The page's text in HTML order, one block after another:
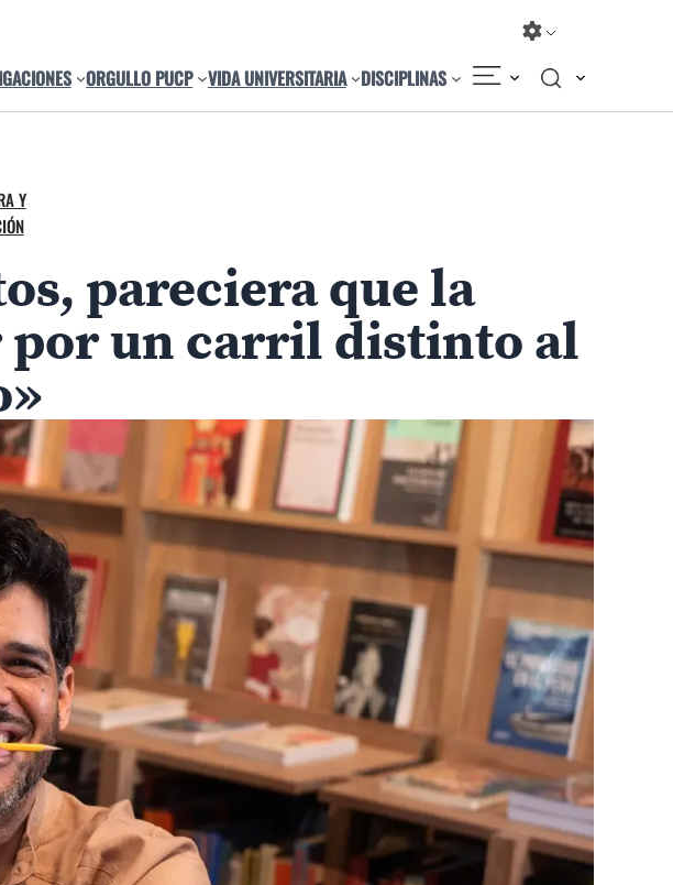
ORGULLO PUCP VIDA UNIVERSITARIA DISCIPLINAS
Y
pareciera que la
un carril distinto al